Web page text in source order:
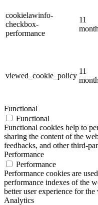
cookielawinfo-
checkbox-
performance
11
viewed_cookie_policy
11
Functional
Functional
Functional cookies help to
sharing the content of the
feedbacks, and other third-
Performance
Performance
Performance cookies are
performance indexes of the
better user experience for the
Analytics